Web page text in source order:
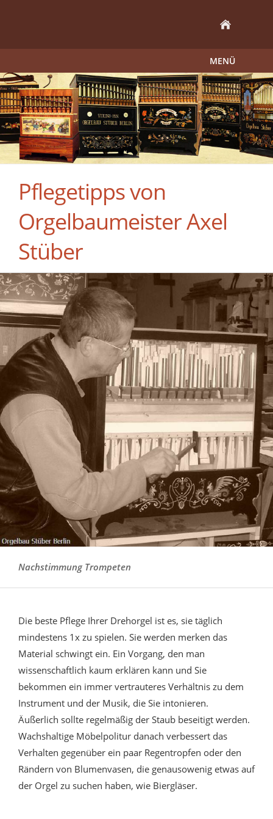
MENÜ
Pflegetipps von
Orgelbaumeister Axel
Stüber
Nachstimmung Trompeten
Die beste Pflege Ihrer Drehorgel ist es, sie täglich
mindestens 1x zu spielen. Sie werden merken das
Material schwingt ein. Ein Vorgang, den man
wissenschaftlich kaum erklären kann und Sie
bekommen ein immer vertrauteres Verhältnis zu dem
Instrument und der Musik, die Sie intonieren.
Äußerlich sollte regelmäßig der Staub beseitigt werden.
Wachshaltige Möbelpolitur danach verbessert das
Verhalten gegenüber ein paar Regentropfen oder den
Rändern von Blumenvasen, die genausowenig etwas auf
der Orgel zu suchen haben, wie Biergläser.